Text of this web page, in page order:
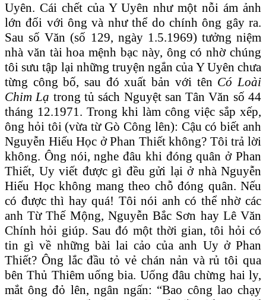
Uyên. Cái chết của Y Uyên như một nỗi ám ảnh
lớn đối với ông và như thể do chính ông gây ra.
Sau số Văn (số 129, ngày 1.5.1969) tưởng niệm
nhà văn tài hoa mệnh bạc này, ông có nhờ chúng
tôi sưu tập lại những truyện ngắn của Y Uyên chưa
từng công bố, sau đó xuất bản với tên Có Loài
Chim Lạ trong tủ sách Nguyệt san Tân Văn số 44
tháng 12.1971. Trong khi làm công việc sắp xếp,
ông hỏi tôi (vừa từ Gò Công lên): Cậu có biết anh
Nguyễn Hiếu Học ở Phan Thiết không? Tôi trả lời
không. Ông nói, nghe đâu khi đóng quân ở Phan
Thiết, Uy viết được gì đều gửi lại ở nhà Nguyễn
Hiếu Học không mang theo chỗ đóng quân. Nếu
có được thì hay quá! Tôi nói anh có thể nhờ các
anh Từ Thế Mộng, Nguyễn Bắc Sơn hay Lê Văn
Chính hỏi giúp. Sau đó một thời gian, tôi hỏi có
tin gì về những bài lai cảo của anh Uy ở Phan
Thiết? Ông lắc đầu tỏ vẻ chán nản và rủ tôi qua
bên Thủ Thiêm uống bia. Uống đâu chừng hai ly,
mắt ông đỏ lên, ngân ngấn: “Bao công lao chạy